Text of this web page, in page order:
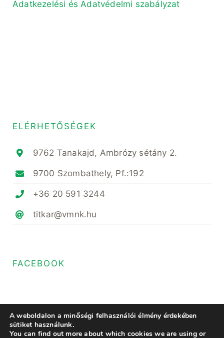
Adatkezelési és Adatvédelmi szabályzat
ELÉRHETŐSÉGEK
9762 Tanakajd, Ambrózy sétány 2.
9700 Szombathely, Pf.:192
+36 20 591 3244
titkar@vmnk.hu
FACEBOOK
© Copyright 2020- 2023 • Magyar Növényvédő Mérnöki és Növényorvosi
A weboldalon a minőségi felhasználói élmény érdekében
sütiket használunk.
You can find out more about which cookies we are using or